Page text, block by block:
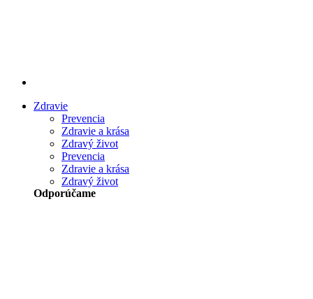
Zdravie
Prevencia
Zdravie a krása
Zdravý život
Prevencia
Zdravie a krása
Zdravý život
Odporúčame